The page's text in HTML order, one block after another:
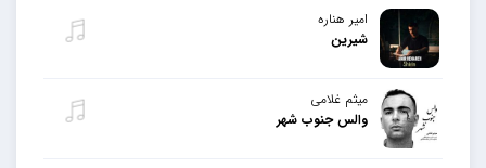
امیر هناره
شیرین
میثم غلامی
والس جنوب شهر